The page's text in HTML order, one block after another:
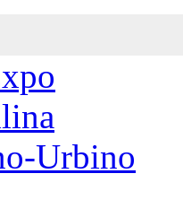
Urbino